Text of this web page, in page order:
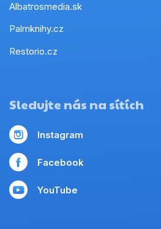
Albatrosmedia.sk
Palmknihy.cz
Restorio.cz
Sledujte nás na sítích
Instagram
Facebook
YouTube